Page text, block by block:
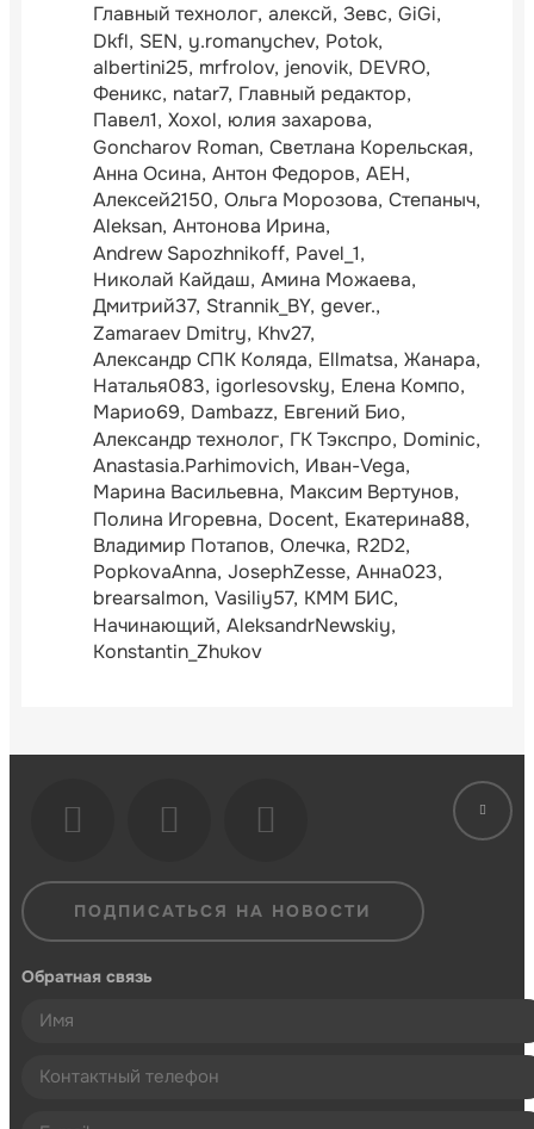
Главный технолог алексй Зевс GiGi
Dkfl SEN y.romanychev Potok
albertini25 mrfrolov jenovik DEVRO
Феникс natar7 Главный редактор
Павел1 Xoxol юлия захарова
Goncharov Roman Светлана Корельская
Анна Осина Антон Федоров АЕН
Алексей2150 Ольга Морозова Степаныч
Aleksan Антонова Ирина
Andrew Sapozhnikoff Pavel_1
Николай Кайдаш Амина Можаева
Дмитрий37 Strannik_BY gever.
Zamaraev Dmitry Khv27
Александр СПК Коляда Ellmatsa Жанара
Наталья083 igorlesovsky Елена Компо
Марио69 Dambazz Евгений Био
Александр технолог ГК Тэкспро Dominic
Anastasia.Parhimovich Иван-Vega
Марина Васильевна Максим Вертунов
Полина Игоревна Docent Екатерина88
Владимир Потапов Олечка R2D2
PopkovaAnna JosephZesse Анна023
brearsalmon Vasiliy57 КММ БИС
Начинающий AleksandrNewskiy
Konstantin_Zhukov
ПОДПИСАТЬСЯ НА НОВОСТИ
Обратная связь